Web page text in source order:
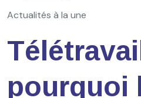
Actualités à la une
pourquoi